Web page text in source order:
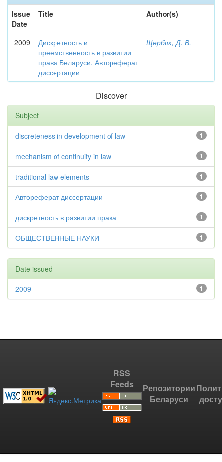
Issue
Date
Title Author(s)
2009
Дискретность и
преемственность в развитии
права Беларуси. Автореферат
диссертации
Щербик, Д. В.
Discover
Subject
1
discreteness in development of law
1
mechanism of continuity in law
1
traditional law elements
1
Автореферат диссертации
1
дискретность в развитии права
1
ОБЩЕСТВЕННЫЕ НАУКИ
Date issued
1
2009
RSS
Feeds
Репозитории
Беларуси